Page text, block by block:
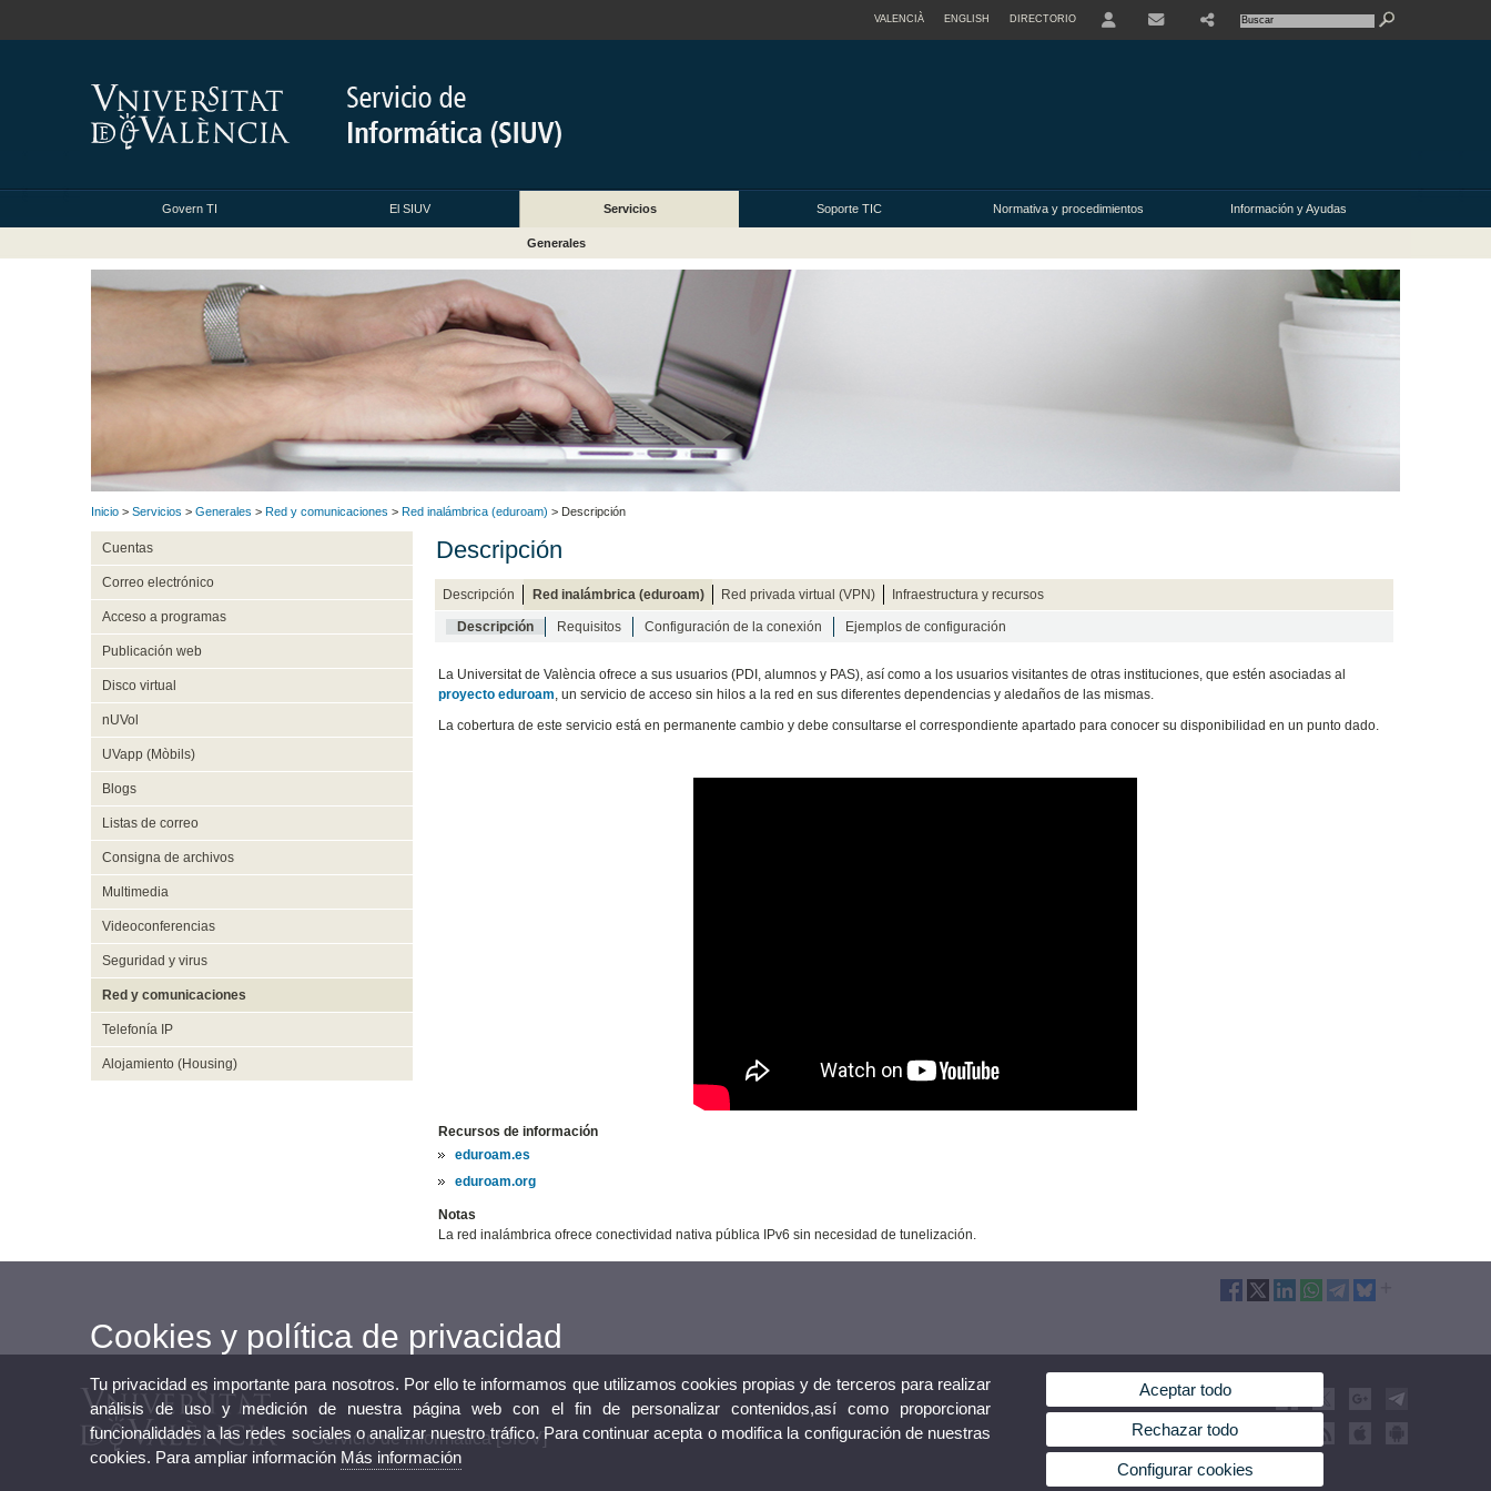
VALENCIÀ ENGLISH DIRECTORIO
Govern TI El SIUV Servicios Soporte TIC Normativa y procedimientos Información y Ayudas
Generales
Inicio > Servicios > Generales > Red y comunicaciones > Red inalámbrica (eduroam) > Descripción
Cuentas
Correo electrónico
Acceso a programas
Publicación web
Disco virtual
nUVol
UVapp (Mòbils)
Blogs
Listas de correo
Consigna de archivos
Multimedia
Videoconferencias
Seguridad y virus
Red y comunicaciones
Telefonía IP
Alojamiento (Housing)
Descripción
Descripción Red inalámbrica (eduroam) Red privada virtual (VPN) Infraestructura y recursos
Descripción Requisitos Configuración de la conexión Ejemplos de configuración
La Universitat de València ofrece a sus usuarios (PDI, alumnos y PAS), así como a los usuarios visitantes de otras instituciones, que estén asociadas al
proyecto eduroam , un servicio de acceso sin hilos a la red en sus diferentes dependencias y aledaños de las mismas.
La cobertura de este servicio está en permanente cambio y debe consultarse el correspondiente apartado para conocer su disponibilidad en un punto dado.
Recursos de información
eduroam.es
eduroam.org
Notas
La red inalámbrica ofrece conectividad nativa pública IPv6 sin necesidad de tunelización.
Servicio de informática [SIUV]
Cookies y política de privacidad
Tu privacidad es importante para nosotros. Por ello te informamos que utilizamos cookies propias y de terceros para realizar
análisis de uso y medición de nuestra página web con el fin de personalizar contenidos,así como proporcionar
funcionalidades a las redes sociales o analizar nuestro tráfico. Para continuar acepta o modifica la configuración de nuestras
cookies. Para ampliar información Más información
Aceptar todo
Rechazar todo
Configurar cookies